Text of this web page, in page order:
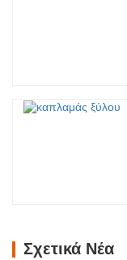
Σχετικά Νέα